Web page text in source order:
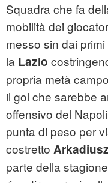
Squadra che fa
mobilità dei
messo sin dai
la Lazio
propria metà
il gol che sarebbe
offensivo del
punta di peso per
costretto
parte della